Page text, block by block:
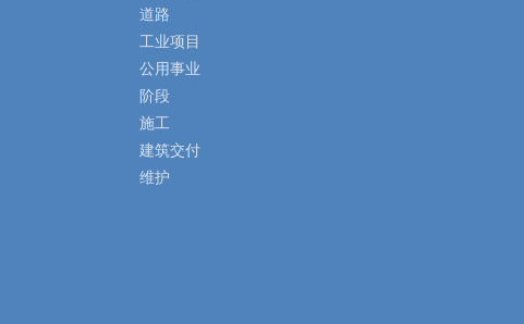
道路
工业项目
公用事业
阶段
施工
建筑交付
维护